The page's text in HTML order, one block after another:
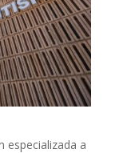
especializada a